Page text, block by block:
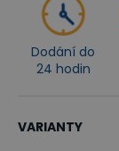
Dodání do
24 hodin
VARIANTY